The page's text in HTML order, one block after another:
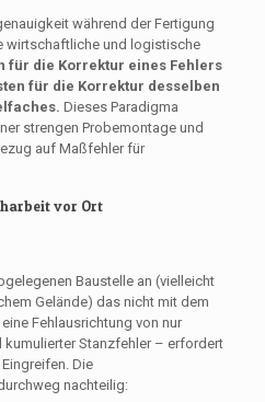
während der Fertigung
wirtschaftliche und logistische
für die Korrektur eines Fehlers
für die Korrektur desselben
Dieses Paradigma
strengen Probemontage und
auf Maßfehler für
vor Ort
Baustelle an (vielleicht
Gelände) das nicht mit dem
Fehlausrichtung von nur
Stanzfehler – erfordert
Die
nachteilig: